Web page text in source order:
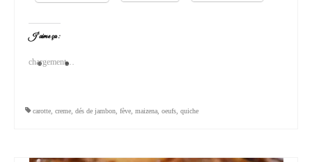
J’aime ça :
chargement…
carotte creme dés de jambon fève maizena oeufs quiche